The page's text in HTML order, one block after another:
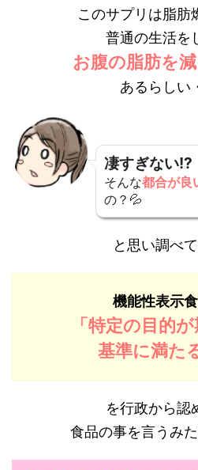
このサプリは脂肪
普通の生活を
お腹の脂肪を
あるらしい
凄すぎない!?
そんな都合が良
の？💦
と思い調べ
機能性表示
「特定の目的
基準に満た
を行政から認
食品の事を言うみ